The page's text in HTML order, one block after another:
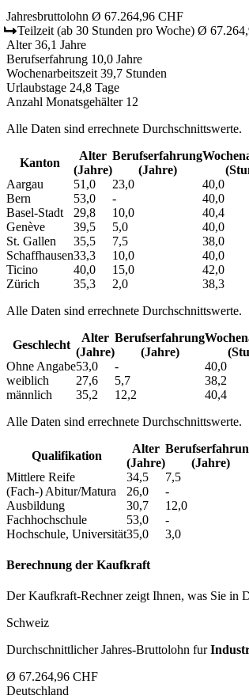
Jahresbruttolohn Ø 67.264,96 CHF
Teilzeit (ab 30 Stunden pro Woche) Ø
Alter 36,1 Jahre
Berufserfahrung 10,0 Jahre
Wochenarbeitszeit 39,7 Stunden
Urlaubstage 24,8 Tage
Anzahl Monatsgehälter 12
Alle Daten sind errechnete Durchschnittswerte.
Kanton
Alter
(Jahre)
Berufs­erfahrung
(Jahre)
Aargau
51,0 23,0 40,0
Bern
53,0 - 40,0
Basel-Stadt
29,8 10,0 40,4
Genève
39,5 5,0 40,0
St. Gallen
35,5 7,5 38,0
Schaffhausen33,3 10,0 40,0
Ticino
40,0 15,0 42,0
Zürich
35,3 2,0 38,3
Alle Daten sind errechnete Durchschnittswerte.
Geschlecht
Alter
(Jahre)
Berufs­erfahrung
(Jahre)
Ohne Angabe53,0 - 40,0
weiblich
27,6 5,7 38,2
männlich
35,2 12,2 40,4
Alle Daten sind errechnete Durchschnittswerte.
Qualifikation
Alter
(Jahre)
(Jahre)
Mittlere Reife
34,5 7,5
(Fach-) Abitur/Matura
26,0 -
Ausbildung
30,7 12,0
Fachhochschule
53,0 -
Hochschule, Universität35,0 3,0
Berechnung der Kaufkraft
Der Kaufkraft-Rechner zeigt Ihnen, was Sie in
Schweiz
Durchschnittlicher Jahres-Bruttolohn fur
Ø 67.264,96 CHF
Deutschland